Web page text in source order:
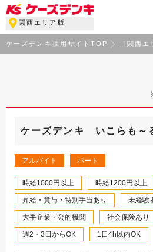
関西エリア版
ケーズデンキ採用サイトTOP ［関西
ケーズデンキ いこらも～
アルバイト パート
時給1000円以上 時給1200円以上
昇給・賞与・特別手当あり 未経験
大手企業・公的機関 社会保険あり
週2・3日からOK 1日4h以内OK